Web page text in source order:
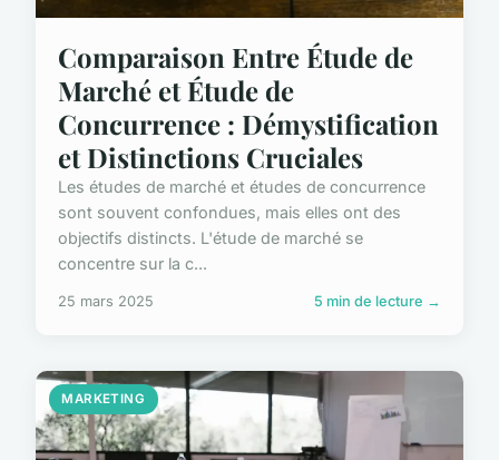
Comparaison Entre Étude de
Marché et Étude de
Concurrence : Démystification
et Distinctions Cruciales
Les études de marché et études de concurrence
sont souvent confondues, mais elles ont des
objectifs distincts. L'étude de marché se
concentre sur la c...
25 mars 2025 5 min de lecture →
MARKETING